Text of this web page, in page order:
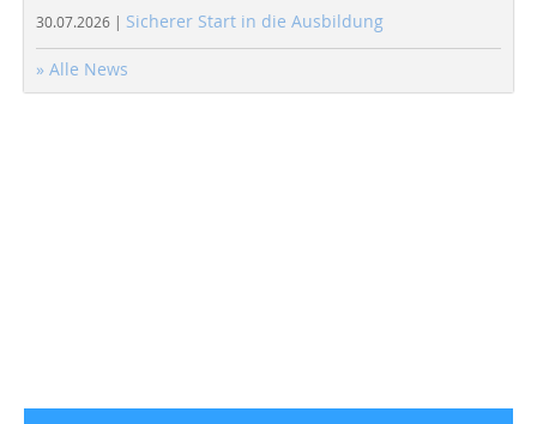
30.07.2026 | Sicherer Start in die Ausbildung
» Alle News